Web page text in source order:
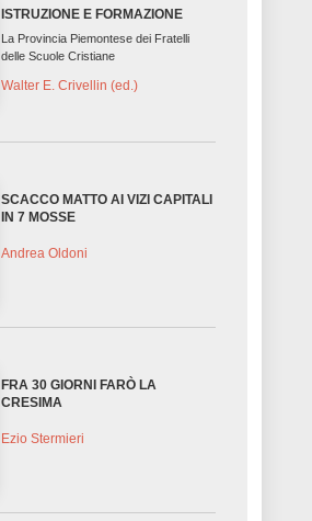
ISTRUZIONE E FORMAZIONE
La Provincia Piemontese dei Fratelli
delle Scuole Cristiane
Walter E. Crivellin (ed.)
SCACCO MATTO AI VIZI CAPITALI
IN 7 MOSSE
Andrea Oldoni
FRA 30 GIORNI FARÒ LA
CRESIMA
Ezio Stermieri